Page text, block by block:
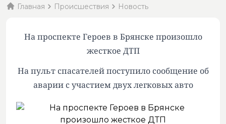
Главная Происшествия Новость
На проспекте Героев в Брянске произошло
жесткое ДТП
На пульт спасателей поступило сообщение об
аварии с участием двух легковых авто